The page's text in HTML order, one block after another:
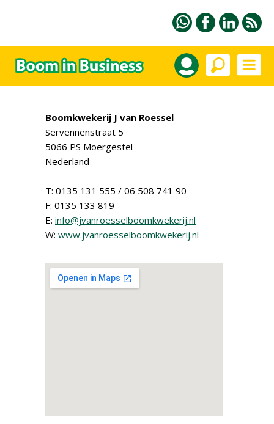
Boomkwekerij J van Roessel
Servennenstraat 5
5066 PS Moergestel
Nederland
T: 0135 131 555 / 06 508 741 90
F: 0135 133 819
E: info@jvanroesselboomkwekerij.nl
W: www.jvanroesselboomkwekerij.nl